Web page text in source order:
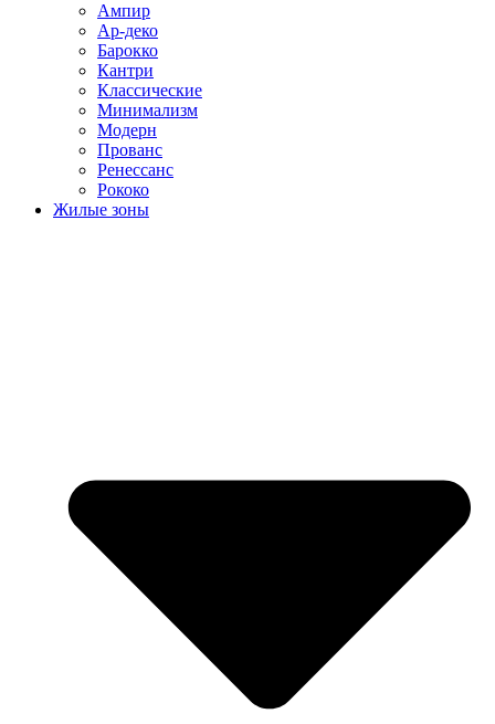
Ампир
Ар-деко
Барокко
Кантри
Классические
Минимализм
Модерн
Прованс
Ренессанс
Рококо
Жилые зоны